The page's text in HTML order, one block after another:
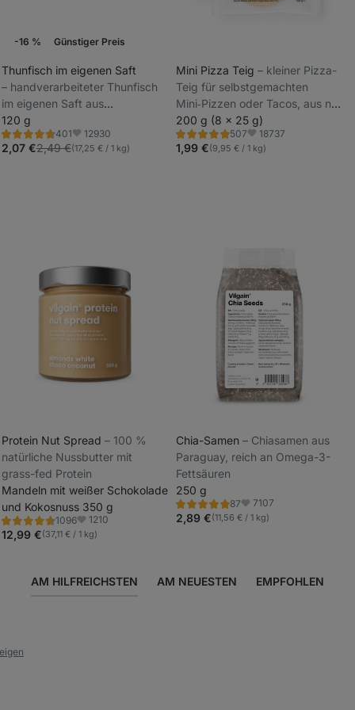
-16 % Günstiger Preis
Wochenaktion
Thunfisch im eigenen Saft
⁠–⁠ handverarbeiteter Thunfisch
im eigenen Saft aus
nachhaltiger Fischerei
120 g
401
Bewertung
4.7/5,
401
Favoriten
12930
2,07 €2,49 €(17,25 € / 1 kg)
Mini Pizza Teig⁠–⁠ kleiner Pizza-
Teig für selbstgemachten
Mini‑Pizzen oder Tacos, aus nur
4 natürlichen Zutaten
200 g (8 x 25 g)
507
Bewertung
5.0/5,
507
Favoriten
18737
1,99 €(9,95 € / 1 kg)
Protein Nut Spread ⁠–⁠ 100 %
natürliche Nussbutter mit
grass-fed Protein
Mandeln mit weißer Schokolade
und Kokosnuss 350 g
1096
Bewertung
4.8/5,
1096
Favoriten
1210
12,99 €(37,11 € / 1 kg)
Chia-Samen⁠–⁠ Chiasamen aus
Paraguay, reich an Omega-3-
Fettsäuren
250 g
87
Bewertung
4.9/5,
87
Favoriten
7107
2,89 €(11,56 € / 1 kg)
AM HILFREICHSTEN AM NEUESTEN EMPFOHLEN